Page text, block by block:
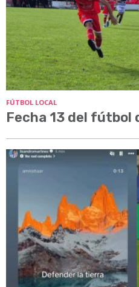
FÚTBOL LOCAL
Fecha 13 del fútbol